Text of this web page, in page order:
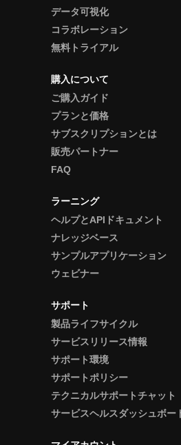
データ可視化
コラボレーション
無料トライアル
購入について
ご購入ガイド
プランと価格
サブスクリプションとは
販売パートナー
FAQ
ラーニング
ヘルプとAPIドキュメント
ナレッジベース
サンプルアプリケーション
ウェビナー
サポート
製品ライフサイクル
サービスリリース情報
サポート環境
サポートポリシー
テクニカルサポートチャット
サービスヘルスダッシュボー